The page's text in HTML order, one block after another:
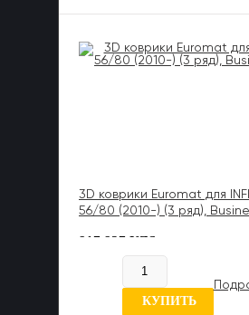
3D коврики Euromat для
56/80 (2010-) (3 ряд),
817 837 UZS
Нет в наличии
6 отзывов
КУПИТЬ